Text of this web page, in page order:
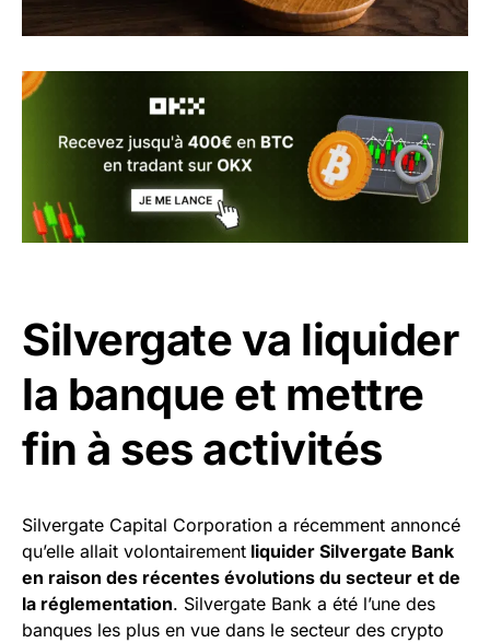
Silvergate va liquider
la banque et mettre
fin à ses activités
Silvergate Capital Corporation a récemment annoncé
qu’elle allait volontairement liquider Silvergate Bank
en raison des récentes évolutions du secteur et de
la réglementation. Silvergate Bank a été l’une des
banques les plus en vue dans le secteur des crypto